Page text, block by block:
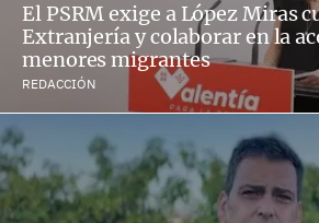
El PSRM exige a López Miras
Extranjería y colaborar en la
menores migrantes
REDACCIÓN